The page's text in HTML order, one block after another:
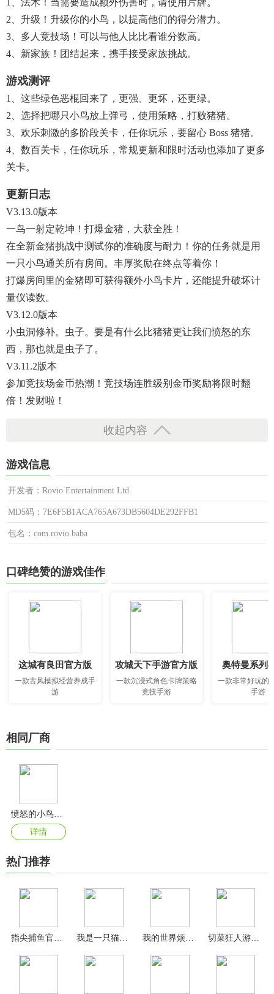
1、法术！当需要造成额外伤害时，请使用片牌。
2、升级！升级你的小鸟，以提高他们的得分潜力。
3、多人竞技场！可以与他人比比看谁分数高。
4、新家族！团结起来，携手接受家族挑战。
游戏测评
1、这些绿色恶棍回来了，更强、更坏，还更绿。
2、选择把哪只小鸟放上弹弓，使用策略，打败猪猪。
3、欢乐刺激的多阶段关卡，任你玩乐，要留心 Boss 猪猪。
4、数百关卡，任你玩乐，常规更新和限时活动也添加了更多
关卡。
更新日志
V3.13.0版本
一鸟一射定乾坤！打爆金猪，大获全胜！
在全新金猪挑战中测试你的准确度与耐力！你的任务就是用
一只小鸟通关所有房间。丰厚奖励在终点等着你！
打爆房间里的金猪即可获得额外小鸟卡片，还能提升破坏计
量仪读数。
V3.12.0版本
小虫洞修补。虫子。要是有什么比猪猪更让我们愤怒的东
西，那也就是虫子了。
V3.11.2版本
参加竞技场金币热潮！竞技场连胜级别金币奖励将限时翻
倍！发财啦！
收起内容
游戏信息
开发者：Rovio Entertainment Ltd.
MD5码：7E6F5B1ACA765A673DB5604DE292FFB1
包名：com.rovio.baba
口碑绝赞的游戏佳作
这城有良田官方版
一款古风模拟经营养成手
游
攻城天下手游官方版
一款沉浸式角色卡牌策略
竞技手游
奥特曼系列
一款非常好玩的
手游
相同厂商
愤怒的小鸟变形金刚
详情
热门推荐
我的世界烦人的村民6.0整合包